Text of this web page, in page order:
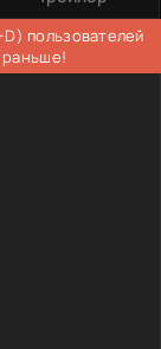
пользователей
раньше!